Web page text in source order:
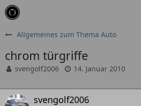
Allgemeines zum Thema Auto
chrom türgriffe
svengolf2006 14. Januar 2010
svengolf2006